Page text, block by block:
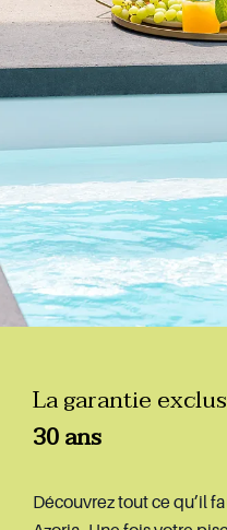
La garantie
30 ans
Découvrez tout ce qu’il